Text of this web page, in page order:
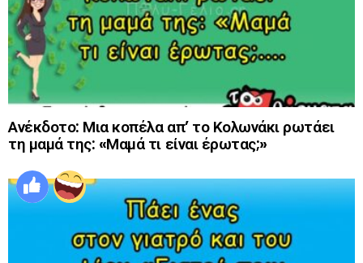
Ανέκδοτο: Μια κοπέλα απ’ το Κολωνάκι ρωτάει
τη μαμά της: «Μαμά τι είναι έρωτας;»